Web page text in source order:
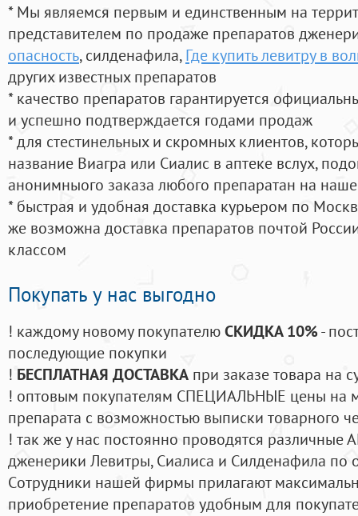
* Мы являемся первым и единственным на
представителем по продаже препаратов
опасность, силденафила, Где купить левитру в
других известных препаратов
* качество препаратов гарантируется
и успешно подтверждается годами продаж
* для стестинельных и скромных клиентов,
название Виагра или Сиалис в аптеке вслух,
анонимныого заказа любого препаратан на
* быстрая и удобная доставка курьером по
же возможна доставка препаратов почтой
классом
Покупать у нас выгодно
! каждому новому покупателюСКИДКА 10%-
последующие покупки
! БЕСПЛАТНАЯ ДОСТАВКА при заказе товара на
! оптовым покупателям СПЕЦИАЛЬНЫЕ цены на
препарата с возможностью выписки товарного
! так же у нас постоянно проводятся
дженерики Левитры, Сиалиса и Силденафила по
Cотрудники нашей фирмы прилагают
приобретение препаратов удобным для